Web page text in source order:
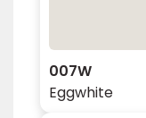
007W
Eggwhite